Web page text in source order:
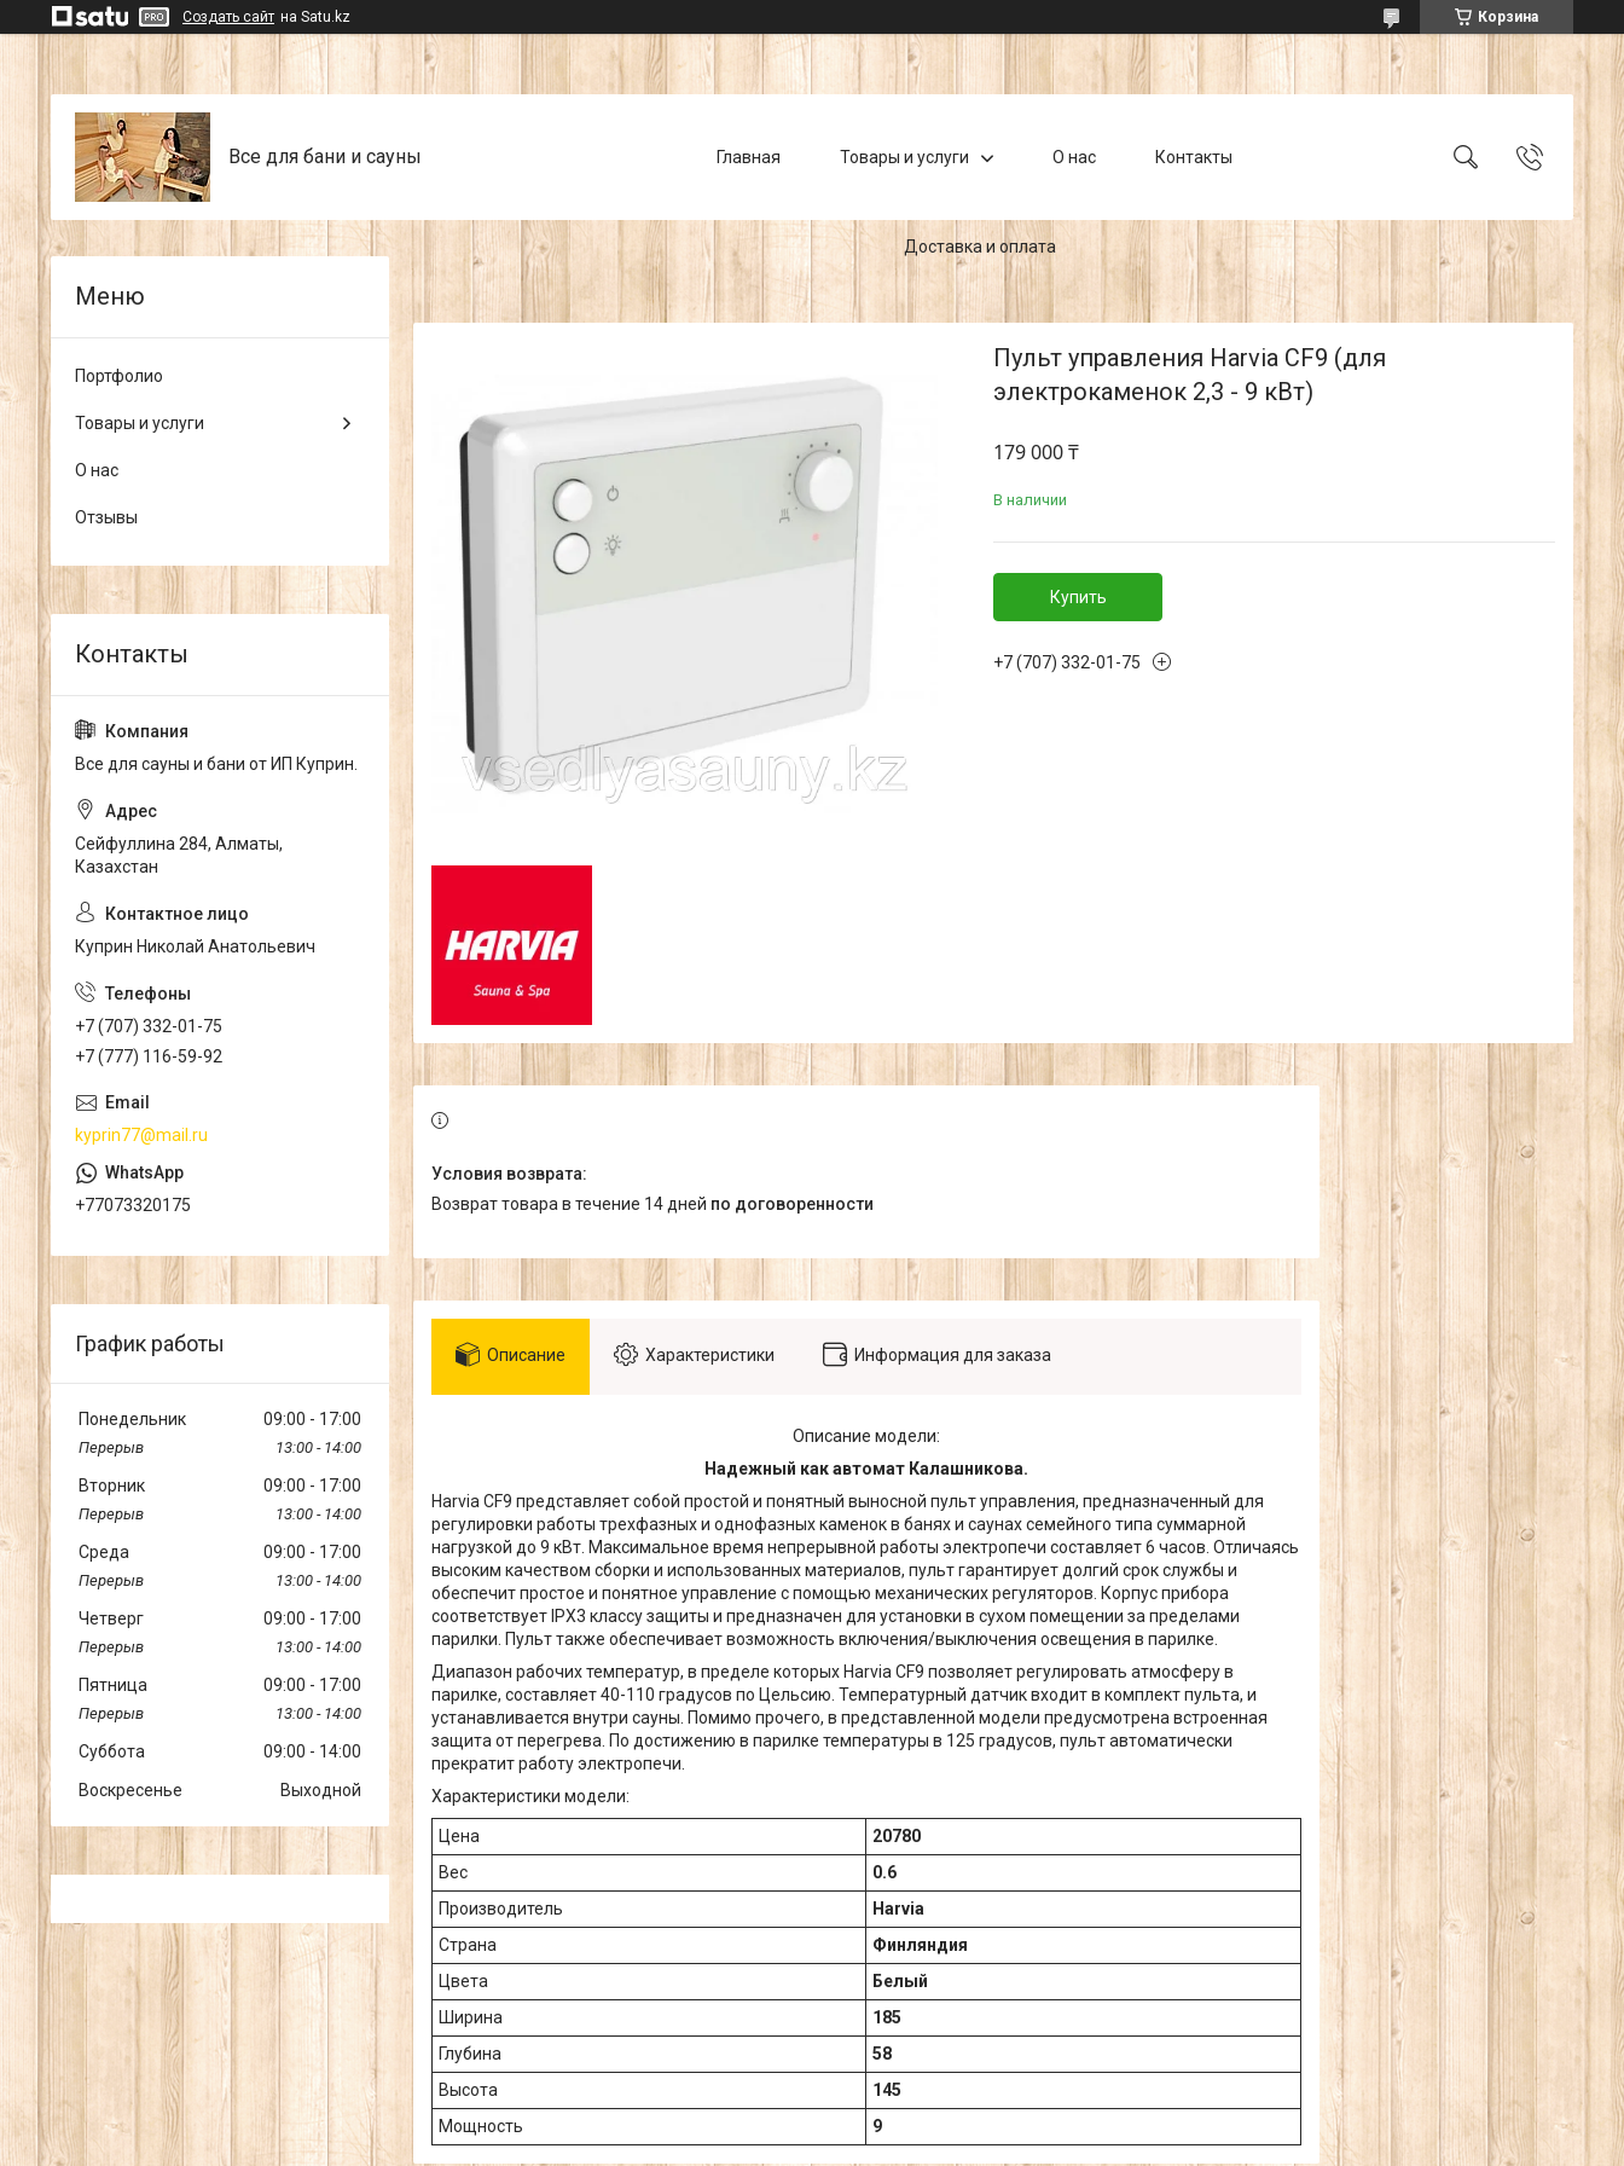
Создать сайт на Satu.kz Корзина
Все для бани и сауны Главная Товары и услуги О нас Контакты
Доставка и оплата
Пульт управления Harvia CF9 (для
электрокаменок 2,3 - 9 кВт)
179 000 ₸
В наличии
Купить
+7 (707) 332-01-75
возврат товара в течение 14 дней по договоренности
Описание Характеристики Информация для заказа
Описание модели:
Надежный как автомат Калашникова.
Harvia CF9 представляет собой простой и понятный выносной пульт управления, предназначенный для
регулировки работы трехфазных и однофазных каменок в банях и саунах семейного типа суммарной
нагрузкой до 9 кВт. Максимальное время непрерывной работы электропечи составляет 6 часов. Отличаясь
высоким качеством сборки и использованных материалов, пульт гарантирует долгий срок службы и
обеспечит простое и понятное управление с помощью механических регуляторов. Корпус прибора
соответствует IPX3 классу защиты и предназначен для установки в сухом помещении за пределами
парилки. Пульт также обеспечивает возможность включения/выключения освещения в парилке.
Диапазон рабочих температур, в пределе которых Harvia CF9 позволяет регулировать атмосферу в
парилке, составляет 40-110 градусов по Цельсию. Температурный датчик входит в комплект пульта, и
устанавливается внутри сауны. Помимо прочего, в представленной модели предусмотрена встроенная
защита от перегрева. По достижению в парилке температуры в 125 градусов, пульт автоматически
прекратит работу электропечи.
Характеристики модели:
Цена
20780
Вес
0.6
Производитель
Harvia
Страна
Финляндия
Цвета
Белый
Ширина
185
Глубина
58
Высота
145
Мощность
9
Портфолио
Товары и услуги
О нас
Отзывы
Все для сауны и бани от ИП Куприн.
Сейфуллина 284, Алматы,
Казахстан
Куприн Николай Анатольевич
+7 (707) 332-01-75
+7 (777) 116-59-92
kyprin77@mail.ru
+77073320175
График работы
Понедельник 09:00 17:00
13:00 14:00
Вторник 09:00 17:00
13:00 14:00
Среда 09:00 17:00
13:00 14:00
Четверг 09:00 17:00
13:00 14:00
Пятница 09:00 17:00
13:00 14:00
Суббота 09:00
14:00
Воскресенье
Выходной